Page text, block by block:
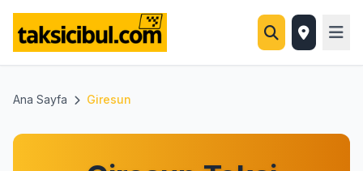
Ana Sayfa Giresun